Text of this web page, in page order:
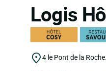
Logis
4 le Pont de la Roche.